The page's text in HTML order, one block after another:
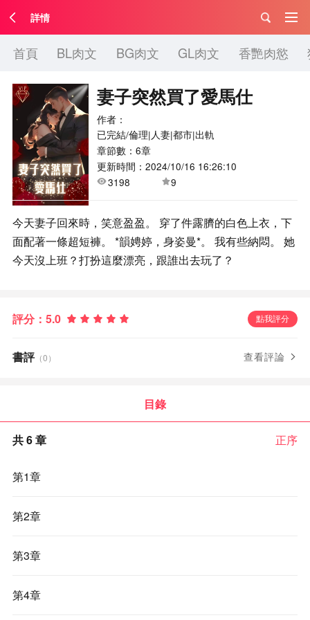
詳情
首頁 BL肉文 BG肉文 GL肉文 香艷肉慾
妻子突然買了愛馬仕
作者：
已完結/倫理|人妻|都市|出軌
章節數：6章
更新時間：2024/10/16 16:26:10
3198
9
今天妻子回來時，笑意盈盈。 穿了件露臍的白色上衣，下
面配著一條超短褲。 *韻娉婷，身姿曼*。 我有些納悶。 她
今天沒上班？打扮這麼漂亮，跟誰出去玩了？
評分：5.0 點我評分
書評 （0） 查看評論
目錄
共 6 章 正序
第1章
第2章
第3章
第4章